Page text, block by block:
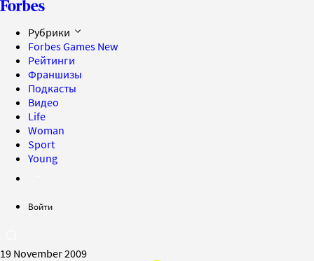
Рубрики
Forbes Games New
Рейтинги
Франшизы
Подкасты
Видео
Life
Woman
Sport
Young
Войти
19 November 2009